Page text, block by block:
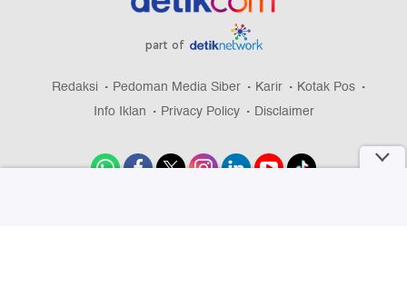
part of
Redaksi Pedoman Media Siber Karir
Kotak Pos
Info Iklan
Privacy Policy Disclaimer